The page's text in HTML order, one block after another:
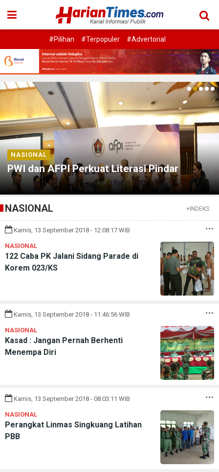
#Pilihan #Terpopuler #Advertorial
NASIONAL
PWI dan AFPI Perkuat Literasi Pindar
NASIONAL +INDEKS
Kamis, 13 September 2018 - 12:08:17 WIB
NASIONAL
122 Caba PK Jalani Sidang Parade di
Korem 023/KS
Kamis, 13 September 2018 - 11:46:56 WIB
NASIONAL
Kasad : Jangan Pernah Berhenti
Menempa Diri
Kamis, 13 September 2018 - 08:03:11 WIB
NASIONAL
Perangkat Linmas Singkuang Latihan
PBB